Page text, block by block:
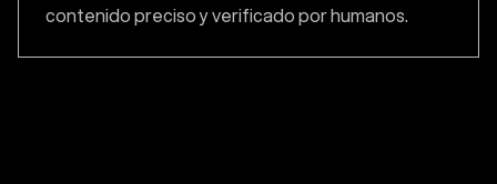
contenido preciso y verificado por humanos.